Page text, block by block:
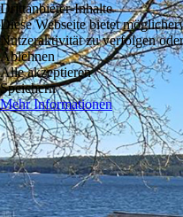
Drittanbieter-Inhalte
Diese Webseite bietet
Nutzeraktivität zu verfolgen
Ablehnen
Alle akzeptieren
Speichern
Mehr Informationen